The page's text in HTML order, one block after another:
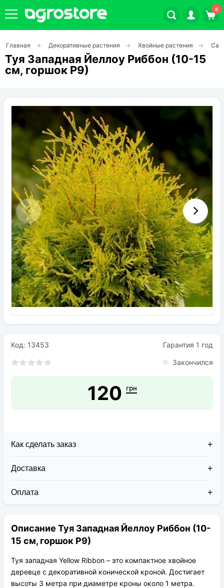
0
Плодовые кустарники
Декоративные растения
Цветы
Травы
Овощи (на посадку)
Штамбовые ягодные кусты
Семена
Удобрения
Средства защиты растений
Главная Декоративные растения Хвойные растения
Туя Западная Йеллоу Риббон (10-15
см, горшок Р9)
Код: 13453 Гарантия 1 год
Закончился
120 грн
Как сделать заказ
Доставка
курьерскими службами:
транспортировки вплоть до 14 дней (с учётом
хранения на складе).
Оплата
При получении наложенным платежом;
На карту приват банка перед отправкой;
По выставленному счёту (реквизитам
юридического лица);
Описание Туя Западная Йеллоу Риббон (10-
15 см, горшок Р9)
Туя западная Yellow Ribbon – это компактное хвойное
деревце с декоративной конической кроной. Достигает
высоты 3 метра при диаметре кроны около 1 метра.